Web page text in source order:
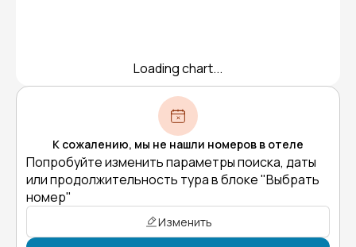
Loading chart...
К сожалению, мы не нашли номеров в отеле
Попробуйте изменить параметры поиска, даты
или продолжительность тура в блоке "Выбрать
номер"
Изменить